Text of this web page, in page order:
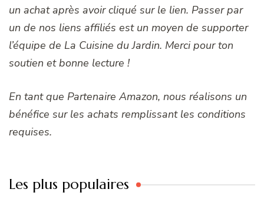
un achat après avoir cliqué sur le lien. Passer par
un de nos liens affiliés est un moyen de supporter
l’équipe de La Cuisine du Jardin. Merci pour ton
soutien et bonne lecture !
En tant que Partenaire Amazon, nous réalisons un
bénéfice sur les achats remplissant les conditions
requises.
Les plus populaires